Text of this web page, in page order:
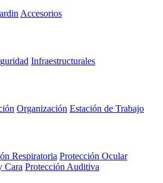
Accesorios
Infraestructurales
Organización Estación de Trabajo
Respiratoria Protección Ocular
Cara Protección Auditiva